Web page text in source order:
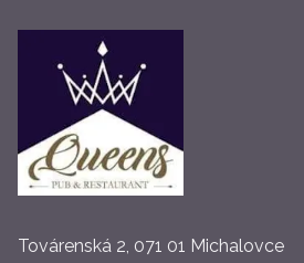
Továrenská 2, 071 01 Michalovce